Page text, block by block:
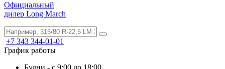
Официальный
дилер Long March
+7 343 344-01-01
График работы
Будни - с 9:00 до 18:00